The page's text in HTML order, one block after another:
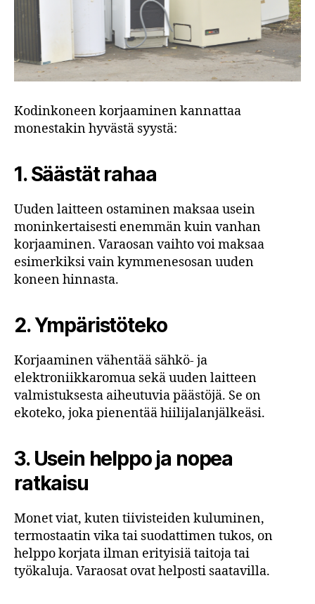
Kodinkoneen korjaaminen kannattaa
monestakin hyvästä syystä:
1.Säästät rahaa
Uuden laitteen ostaminen maksaa usein
moninkertaisesti enemmän kuin vanhan
korjaaminen. Varaosan vaihto voi maksaa
esimerkiksi vain kymmenesosan uuden
koneen hinnasta.
2.Ympäristöteko
Korjaaminen vähentää sähkö- ja
elektroniikkaromua sekä uuden laitteen
valmistuksesta aiheutuvia päästöjä. Se on
ekoteko, joka pienentää hiilijalanjälkeäsi.
3. Usein helppo ja nopea
ratkaisu
Monet viat, kuten tiivisteiden kuluminen,
termostaatin vika tai suodattimen tukos, on
helppo korjata ilman erityisiä taitoja tai
työkaluja. Varaosat ovat helposti saatavilla.